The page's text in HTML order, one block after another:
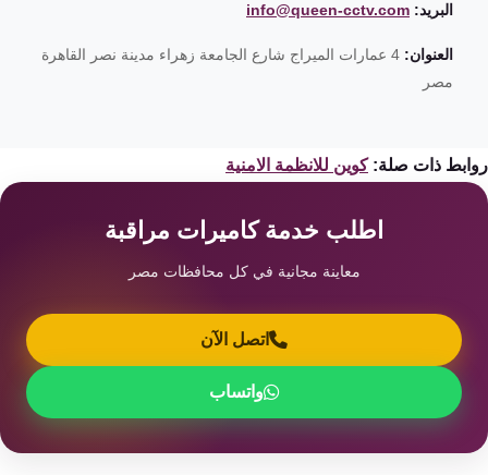
البريد: info@queen-cctv.com
العنوان:
4 عمارات الميراج شارع الجامعة زهراء مدينة نصر القاهرة
مصر
ذات صلة: كوين للانظمة الامنية
اطلب خدمة كاميرات مراقبة
معاينة مجانية في كل محافظات مصر
اتصل الآن
واتساب